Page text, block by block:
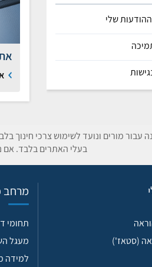
שלי
עבור מורים ונועד לשימוש צרכי חינוך
בעלי האתרים בלבד. אם
(סטאז')
מרחב
תחומי
מעגל
למידה